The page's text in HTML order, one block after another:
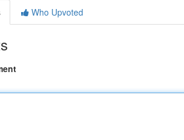
Who Upvoted